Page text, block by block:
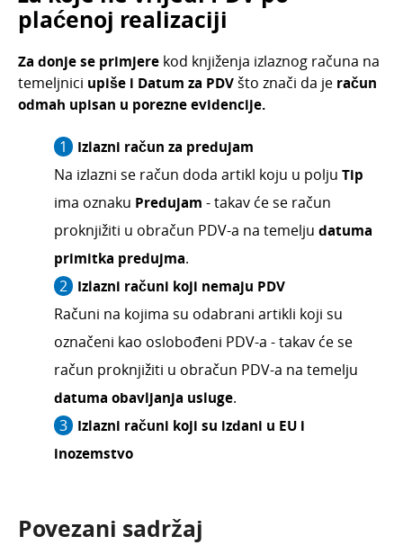
plaćenoj realizaciji
Za donje se primjere kod knjiženja izlaznog računa na
temeljnici upiše i Datum za PDVšto znači da je račun
odmah upisan u porezne evidencije.
Izlazni račun za predujam
Na izlazni se račun doda artikl koju u polju Tip
ima oznaku Predujam - takav će se račun
proknjižiti u obračun PDV-a na temelju datuma
primitka predujma.
Izlazni računi koji nemaju PDV
Računi na kojima su odabrani artikli koji su
označeni kao oslobođeni PDV-a - takav će se
račun proknjižiti u obračun PDV-a na temelju
datuma obavljanja usluge.
Izlazni računi koji su izdani u EU i
inozemstvo
Povezani sadržaj